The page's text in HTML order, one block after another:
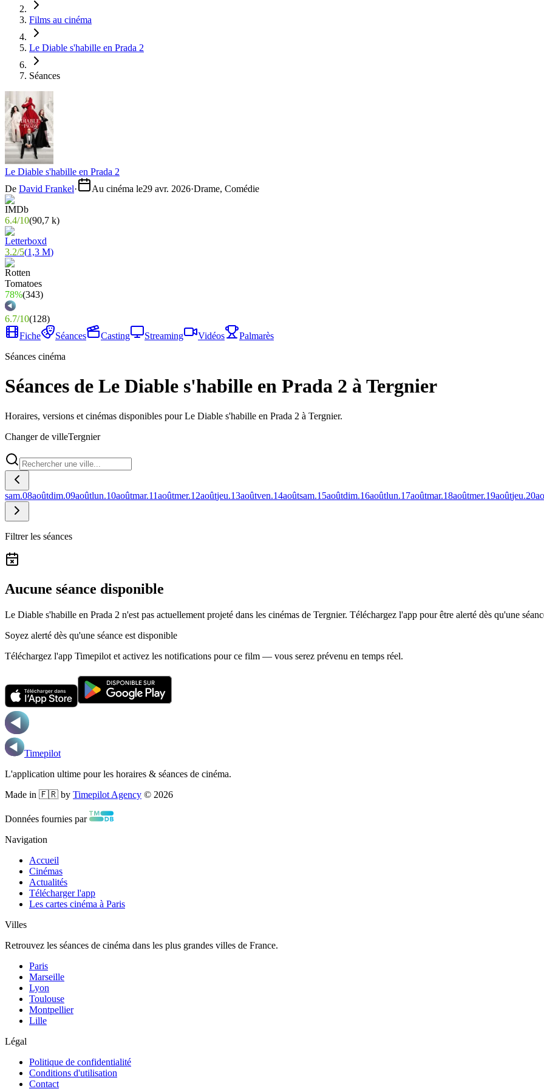
Films au cinéma
Le Diable s'habille en Prada 2
Séances
Le Diable s'habille en Prada 2
De David Frankel· Au cinéma le29 avr. 2026·Drame, Comédie
6.4/10(90,7 k)
3.2/5(1,3 M)
78%(343)
6.7/10(128)
Fiche
Séances Casting Streaming Vidéos
Palmarès
Séances cinéma
Séances de Le Diable s'habille en Prada 2 à Tergnier
Horaires, versions et cinémas disponibles pour Le Diable s'habille en Prada 2 à Tergnier.
Changer de villeTergnier
sam.08aoûtdim.09aoûtlun.10aoûtmar.11aoûtmer.12aoûtjeu.13aoûtven.14aoûtsam.15aoûtdim.16aoûtlun.17aoûtmar.18aoûtmer.19aoûtjeu.20
Filtrer les séances
Aucune séance disponible
Le Diable s'habille en Prada 2 n'est pas actuellement projeté dans les cinémas de Tergnier. Téléchargez l'app pour être alerté dès qu'une
Soyez alerté dès qu'une séance est disponible
Téléchargez l'app Timepilot et activez les notifications pour ce film — vous serez prévenu en temps réel.
Timepilot
L'application ultime pour les horaires & séances de cinéma.
Made in 🇫🇷 by Timepilot Agency © 2026
Données fournies par
Navigation
Accueil
Cinémas
Actualités
Télécharger l'app
Les cartes cinéma à Paris
Villes
Retrouvez les séances de cinéma dans les plus grandes villes de France.
Paris
Marseille
Lyon
Toulouse
Montpellier
Lille
Légal
Politique de confidentialité
Conditions d'utilisation
Contact